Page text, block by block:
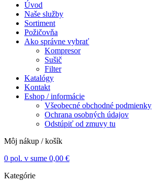
Úvod
Naše služby
Sortiment
Požičovňa
Ako správne vybrať
Kompresor
Sušič
Filter
Katalógy
Kontakt
Eshop / informácie
Všeobecné obchodné podmienky
Ochrana osobných údajov
Odstúpiť od zmuvy tu
Môj nákup / košík
0 pol. v sume 0,00 €
Kategórie